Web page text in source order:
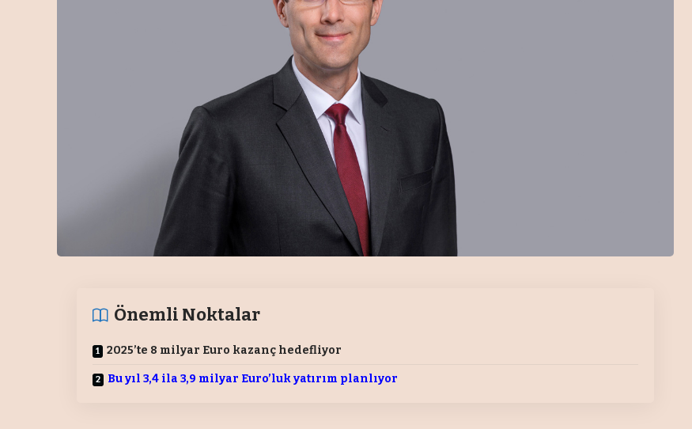
Önemli Noktalar
2025’te 8 milyar Euro kazanç hedefliyor
Bu yıl 3,4 ila 3,9 milyar Euro’luk yatırım planlıyor